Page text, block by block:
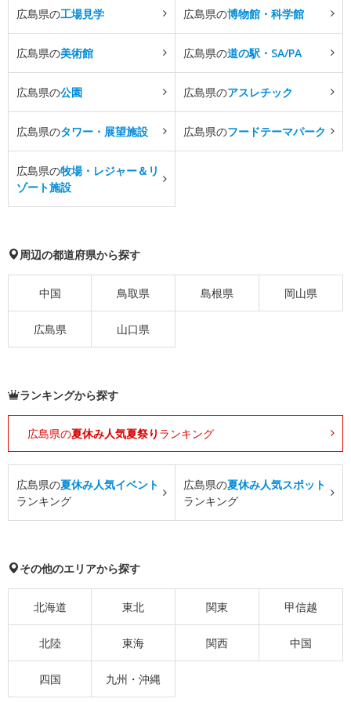
広島県の工場見学 広島県の博物館・科学館
広島県の美術館 広島県の道の駅・SA/PA
広島県の公園 広島県のアスレチック
広島県のタワー・展望施設 広島県のフードテーマパーク
広島県の牧場・レジャー＆リ
ゾート施設
周辺の都道府県から探す
中国 鳥取県 島根県 岡山県
広島県 山口県
ランキングから探す
広島県の夏休み人気夏祭り ランキング
広島県の夏休み人気イベント
ランキング
広島県の夏休み人気スポット
ランキング
その他のエリアから探す
北海道 東北 関東 甲信越
北陸 東海 関西 中国
四国 九州・沖縄